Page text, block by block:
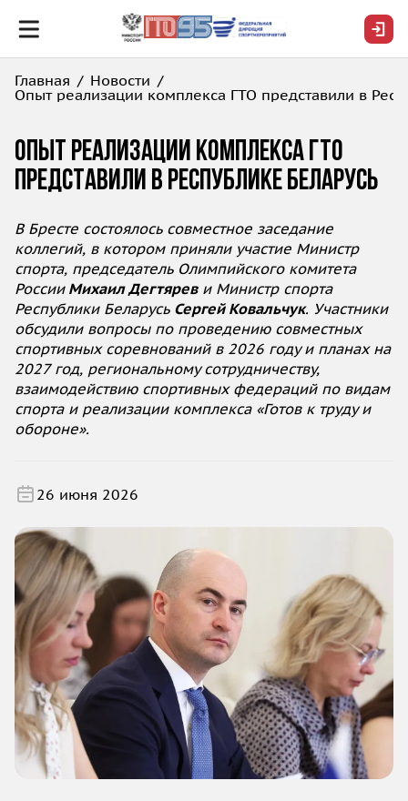
Главная
Новости
Опыт реализации комплекса ГТО представили в
Опыт реализации комплекса ГТО
представили в Республике Беларусь
В Бресте состоялось совместное заседание
коллегий, в котором приняли участие Министр
спорта, председатель Олимпийского комитета
РоссииМихаил Дегтяреви Министр спорта
Республики Беларусь Сергей Ковальчук. Участники
обсудили вопросы по проведению совместных
спортивных соревнований в 2026 году и планах на
2027 год, региональному сотрудничеству,
взаимодействию спортивных федераций по видам
спорта и реализации комплекса «Готов к труду и
обороне».
26 июня 2026